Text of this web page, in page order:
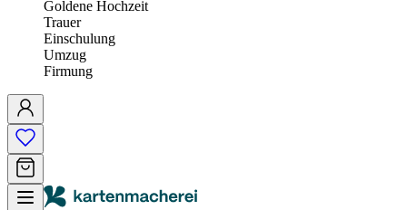
Goldene Hochzeit
Trauer
Einschulung
Umzug
Firmung